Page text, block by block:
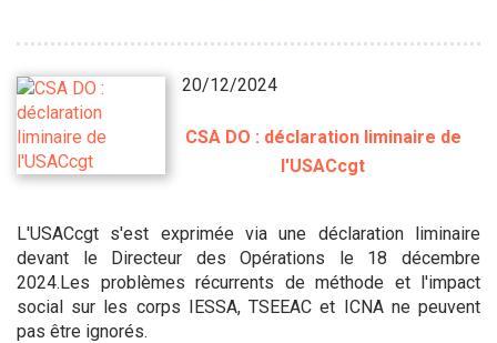
20/12/2024
CSA DO : déclaration liminaire de
l'USACcgt
L'USACcgt s'est exprimée via une déclaration liminaire
devant le Directeur des Opérations le 18 décembre
2024.Les problèmes récurrents de méthode et l'impact
social sur les corps IESSA, TSEEAC et ICNA ne peuvent
pas être ignorés.